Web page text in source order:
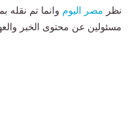
نظر مصر اليوم وانما تم نقله
مسئولين عن محتوى الخبر